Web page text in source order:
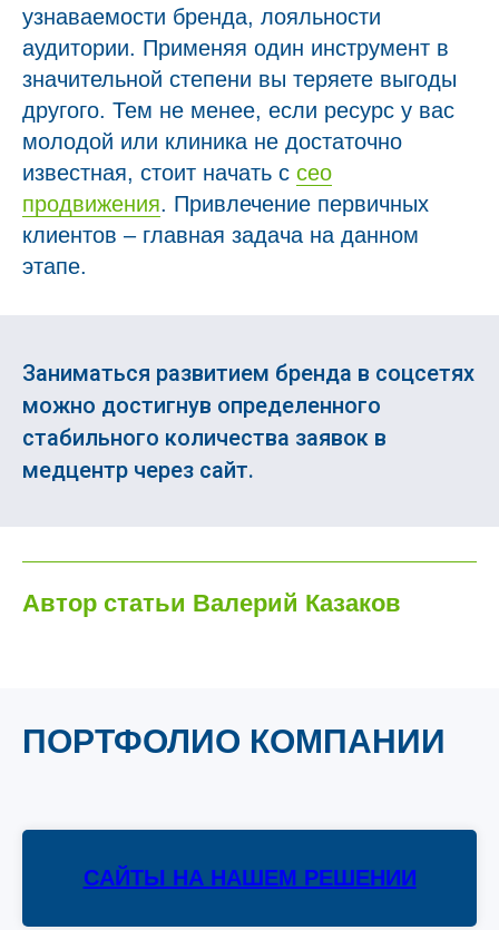
узнаваемости бренда, лояльности
аудитории. Применяя один инструмент в
значительной степени вы теряете выгоды
другого. Тем не менее, если ресурс у вас
молодой или клиника не достаточно
известная, стоит начать с сео
продвижения. Привлечение первичных
клиентов – главная задача на данном
этапе.
Заниматься развитием бренда в соцсетях
можно достигнув определенного
стабильного количества заявок в
медцентр через сайт.
Автор статьи Валерий Казаков
ПОРТФОЛИО КОМПАНИИ
САЙТЫ НА НАШЕМ РЕШЕНИИ